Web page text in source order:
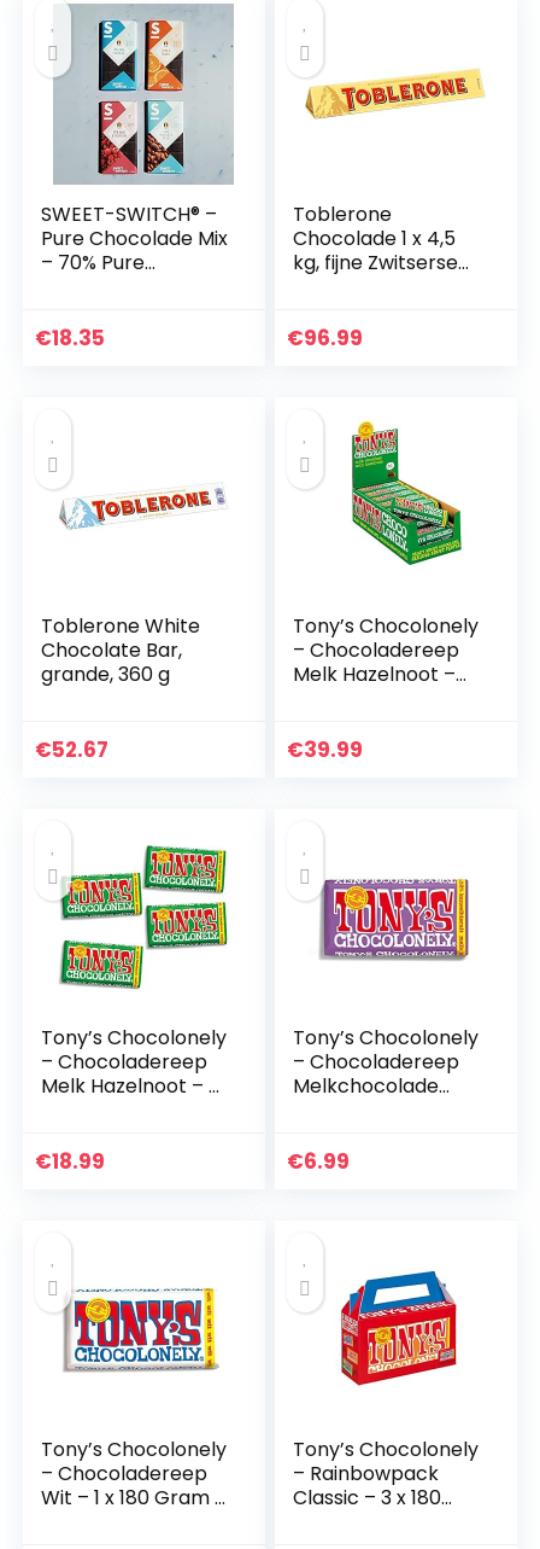
SWEET-SWITCH® –
Pure Chocolade Mix
– 70% Pure
Amandelen &
– Chocolade
cadeau – KETO – 4
x 100g
€18.35
Toblerone
Chocolade 1 x 4,5
kg, fijne Zwitserse
amandelnougat
€96.99
Toblerone White
Chocolate Bar,
grande, 360 g
€52.67
Tony’s Chocolonely
– Chocoladereep
Melk Hazelnoot –
Chocolade
€39.99
Tony’s Chocolonely
– Chocoladereep
Melk Hazelnoot – 4
Reep – Belgische
€18.99
Tony’s Chocolonely
– Chocoladereep
Melkchocolade
Belgische Fairtrade
€6.99
Tony’s Chocolonely
– Chocoladereep
Wit – 1 x 180 Gram –
Tony’s Chocolonely
– Rainbowpack
Classic – 3 x 180